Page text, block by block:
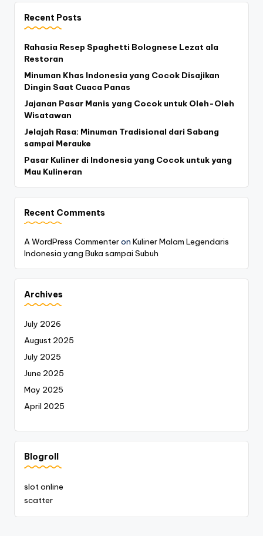
Recent Posts
Rahasia Resep Spaghetti Bolognese Lezat ala
Restoran
Minuman Khas Indonesia yang Cocok Disajikan
Dingin Saat Cuaca Panas
Jajanan Pasar Manis yang Cocok untuk Oleh-Oleh
Wisatawan
Jelajah Rasa: Minuman Tradisional dari Sabang
sampai Merauke
Pasar Kuliner di Indonesia yang Cocok untuk yang
Mau Kulineran
Recent Comments
A WordPress Commenteron Kuliner Malam Legendaris
Indonesia yang Buka sampai Subuh
Archives
July 2026
August 2025
July 2025
June 2025
May 2025
April 2025
Blogroll
slot online
scatter